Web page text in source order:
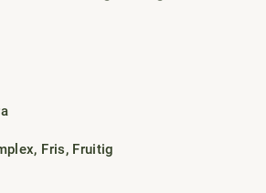
op stenige terrassen, met fris
ongepolijst en juist
, Fris, Fruitig